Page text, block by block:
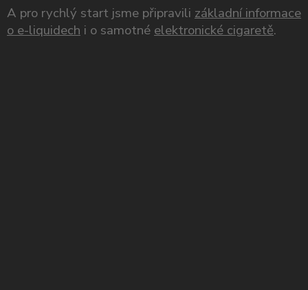
A pro rychlý start jsme připravili základní informace
o e-liquidech i o samotnéelektronické cigaretě.